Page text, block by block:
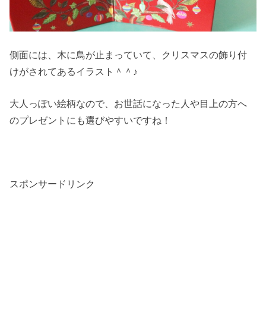
側面には、木に鳥が止まっていて、クリスマスの飾り付
けがされてあるイラスト＾＾♪
大人っぽい絵柄なので、お世話になった人や目上の方へ
のプレゼントにも選びやすいですね！
スポンサードリンク